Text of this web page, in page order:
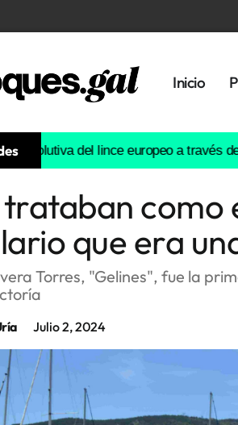
Inicio
del lince europeo a través del ADN
trataban como
que era
Torres, "Gelines", fue la
Julio 2, 2024